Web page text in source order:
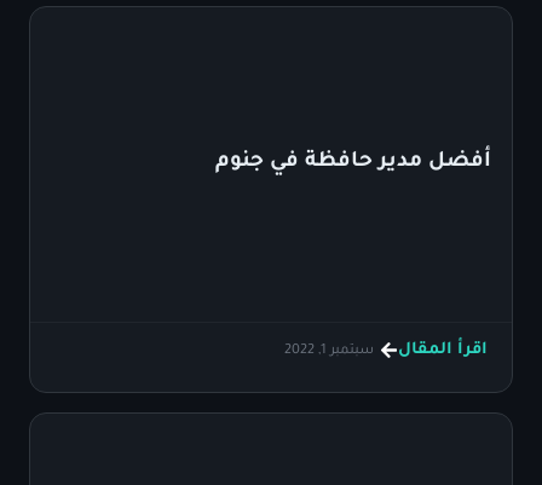
أفضل مدير حافظة في جنوم
اقرأ المقال سبتمبر 1, 2022